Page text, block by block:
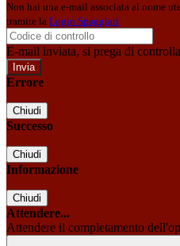
Non hai una e-mail associata al nome
tramite la Login Spaggiari
E-mail inviata, si prega di
Errore
Chiudi
Successo
Chiudi
Informazione
Chiudi
Attendere...
Attendere il completamento